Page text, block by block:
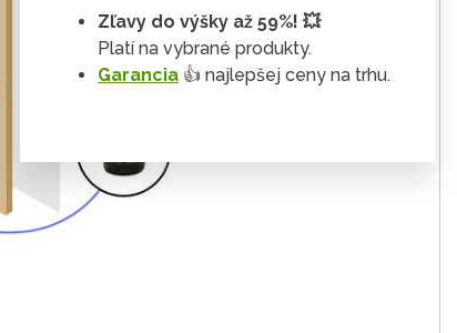
Zľavy do výšky až 59%! 💥
Platí na vybrané produkty.
Garancia 👍 najlepšej ceny na trhu.